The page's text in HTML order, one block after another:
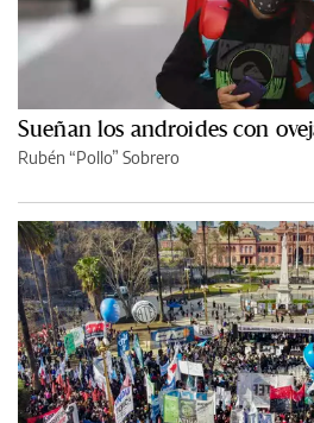
Sueñan los androides con
Rubén “Pollo” Sobrero